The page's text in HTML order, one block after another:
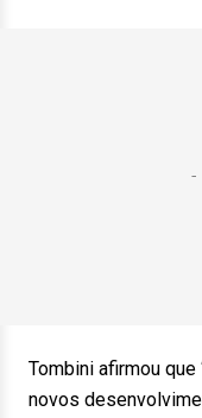
Tombini afirmou que
novos